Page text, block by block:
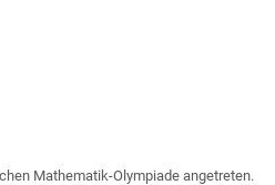
Mathematik-Olympiade angetreten.